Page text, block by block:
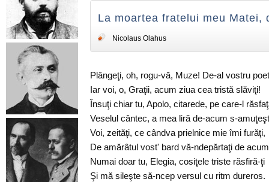
La moartea fratelui meu Matei,
Nicolaus Olahus
Plângeţi, oh, rogu-vă, Muze! De-al vostru
Iar voi, o, Graţii, acum ziua cea tristă slăviţi!
Însuţi chiar tu, Apolo, citarede, pe care-l
Veselul cântec, a mea liră de-acum s-
Voi, zeităţi, ce cândva prielnice mie îmi furăţi,
De amărâtul vost' bard vă-ndepărtaţi de
Numai doar tu, Elegia, cosiţele triste răsfiră-ţi
Şi mă sileşte să-ncep versul cu ritm dureros.